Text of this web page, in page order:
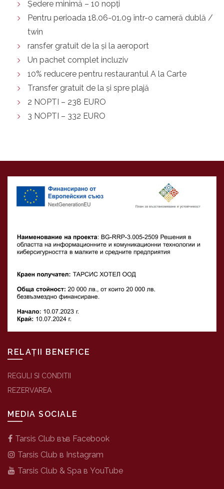
Ședere minimă – 10 nopți
Pentru perioada 18.06-01.09 într-o cameră dublă /
twin
ransfer gratuit de la și la aeroport
Un pachet complet incluziv
10% reducere pentru restaurantul A la Carte
Transfer gratuit de la și spre plajă
2 NOPTI – 238 EURO
3 NOPTI – 332 EURO
RELAȚII BENEFICE
REGULI SI CONDITII
REZERVAREA
MEDIA SOCIALE
Tarsis Club във Facebook
Tarsis Club в Instagram
Tarsis Club & Spa в YouTube